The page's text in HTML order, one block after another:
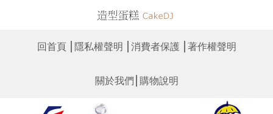
回首頁│ 隱私權聲明 消費者保護│ 著作權聲明
關於我們 購物說明